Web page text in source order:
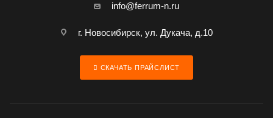
info@ferrum-n.ru
г. Новосибирск, ул. Дукача, д.10
СКАЧАТЬ ПРАЙСЛИСТ